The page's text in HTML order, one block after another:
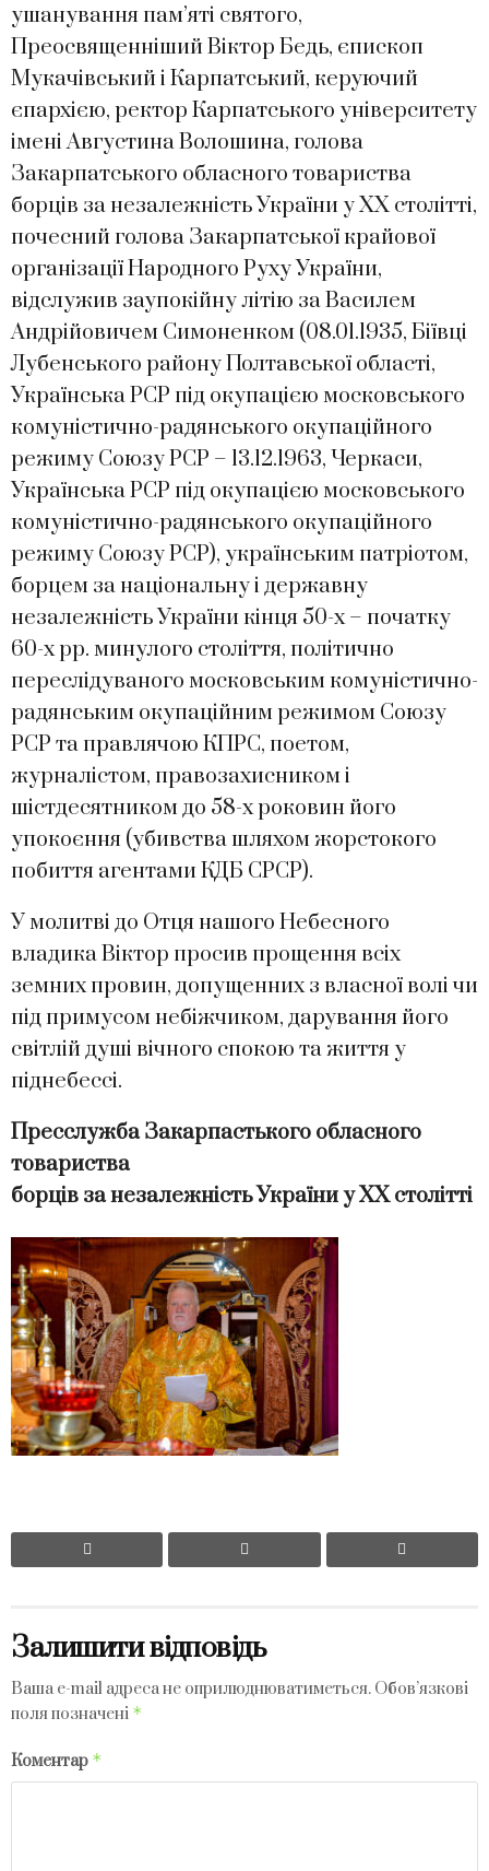
ушанування пам’яті святого,
Преосвященніший Віктор Бедь, єпископ
Мукачівський і Карпатський, керуючий
єпархією, ректор Карпатського університету
імені Августина Волошина, голова
Закарпатського обласного товариства
борців за незалежність України у ХХ столітті,
почесний голова Закарпатської крайової
організації Народного Руху України,
відслужив заупокійну літію за Василем
Андрійовичем Симоненком (08.01.1935, Біївці
Лубенського району Полтавської області,
Українська РСР під окупацією московського
комуністично-радянського окупаційного
режиму Союзу РСР – 13.12.1963, Черкаси,
Українська РСР під окупацією московського
комуністично-радянського окупаційного
режиму Союзу РСР), українським патріотом,
борцем за національну і державну
незалежність України кінця 50-х – початку
60-х рр. минулого століття, політично
переслідуваного московським комуністично-
радянським окупаційним режимом Союзу
РСР та правлячою КПРС, поетом,
журналістом, правозахисником і
шістдесятником до 58-х роковин його
упокоєння (убивства шляхом жорстокого
побиття агентами КДБ СРСР).
У молитві до Отця нашого Небесного
владика Віктор просив прощення всіх
земних провин, допущенних з власної волі чи
під примусом небіжчиком, дарування його
світлій душі вічного спокою та життя у
піднебессі.
Пресслужба Закарпастького обласного
товариства
борців за незалежність України у ХХ столітті
Залишити відповідь
Ваша e-mail адреса не оприлюднюватиметься. Обов’язкові
поля позначені *
Коментар *